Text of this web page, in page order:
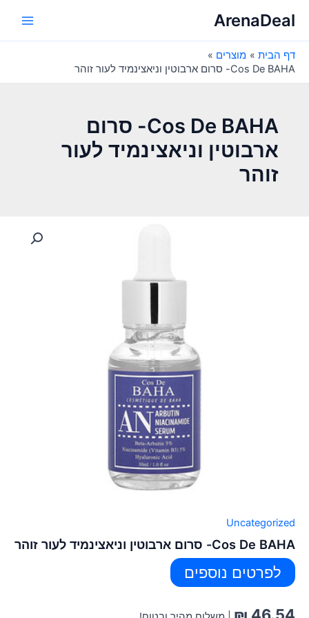
לתוכןArenaDeal
דף הבית
מוצרים
Cos De BAHA- סרום ארבוטין וניאצינמיד לעור זוהר
Cos De BAHA- סרום
ארבוטין וניאצינמיד לעור
זוהר
Uncategorized
Cos De BAHA- סרום ארבוטין וניאצינמיד לעור זוהר
לפרטים נוספים